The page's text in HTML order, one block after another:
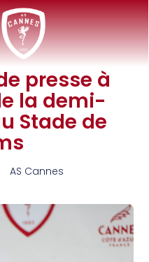
presse à
la demi-
Stade de
AS Cannes